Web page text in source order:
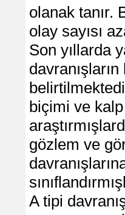
olanak tanır.
olay sayısı
Son yıllarda
biçimi ve kalp
gözlem ve
A tipi